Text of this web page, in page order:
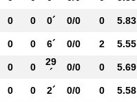
0 0 0´ 0/0 0 5.83
0 0 6´ 0/0 2 5.55
0 0
29
´
0/0 0 5.69
0 0 2´ 0/0 0 5.58